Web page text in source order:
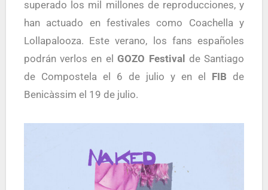
superado los mil millones de reproducciones, y
han actuado en festivales como Coachella y
Lollapalooza. Este verano, los fans españoles
podrán verlos en elGOZO Festival de Santiago
de Compostela el 6 de julio y en el FIB de
Benicàssim el 19 de julio.